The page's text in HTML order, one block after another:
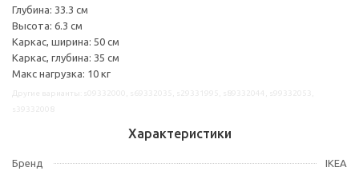
Глубина: 33.3 см
Высота: 6.3 см
Каркас, ширина: 50 см
Каркас, глубина: 35 см
Макс нагрузка: 10 кг
Характеристики
Бренд IKEA